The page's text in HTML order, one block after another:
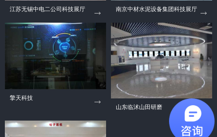
江苏无锡中电二公司科技展厅 南京中材水泥设备集团科技展厅
擎天科技
山东临沭山田研磨